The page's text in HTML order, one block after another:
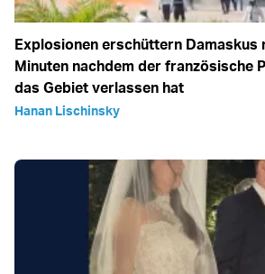
Explosionen erschüttern Damaskus
Minuten nachdem der französische
das Gebiet verlassen hat
Hanan Lischinsky